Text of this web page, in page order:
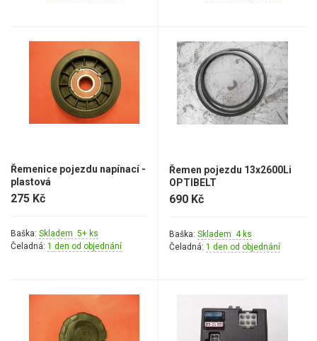
Řemenice pojezdu napínací -
plastová
275 Kč
Baška: Skladem 5+ ks
Čeladná: 1 den od objednání
Řemen pojezdu 13x2600Li
OPTIBELT
690 Kč
Baška: Skladem 4 ks
Čeladná: 1 den od objednání